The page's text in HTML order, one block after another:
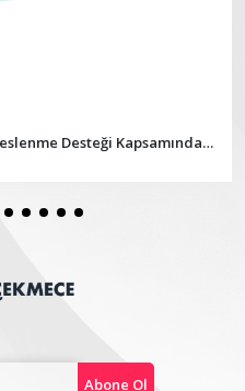
Desteği Kapsamında
Abone Ol